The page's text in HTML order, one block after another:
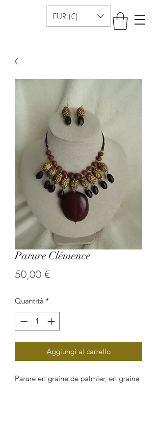
EUR (€)
Parure Clémence
50,00 €Prezzo
Quantità *
Aggiungi al carrello
Parure en graine de palmier, en graine